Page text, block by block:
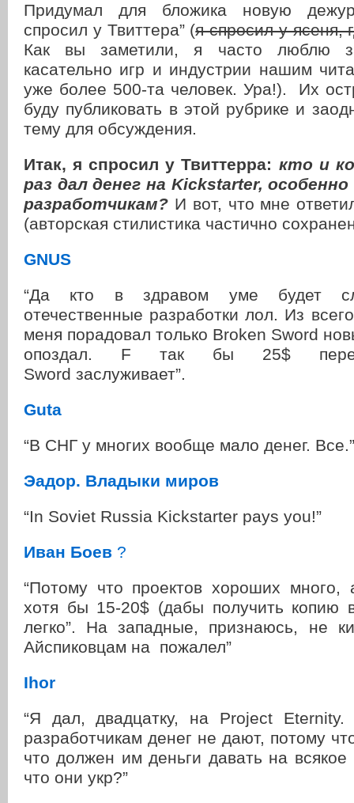
Придумал для бложика новую
спросил у Твиттера” (я спросил у ясеня,
Как вы заметили, я часто люблю
касательно игр и индустрии нашим
уже более 500-та человек. Ура!). Их
буду публиковать в этой рубрике и
тему для обсуждения.
Итак, я спросил у Твиттерра: кто и
раз дал денег на Kickstarter,
разработчикам? И вот, что мне
(авторская стилистика частично
GNUS
“Да кто в здравом уме будет
отечественные разработки лол. Из
меня порадовал только Broken Sword
опоздал. F так бы 25$
Sword заслуживает”.
Guta
“В СНГ у многих вообще мало денег. Все.”
Эадор. Владыки миров
“In Soviet Russia Kickstarter pays you!”
Иван Боев ?
“Потому что проектов хороших много,
хотя бы 15-20$ (дабы получить копию
легко”. На западные, признаюсь, не
Айспиковцам на пожалел”
Ihor
“Я дал, двадцатку, на Project Eternity.
разработчикам денег не дают, потому
что должен им деньги давать на всякое
что они укр?”